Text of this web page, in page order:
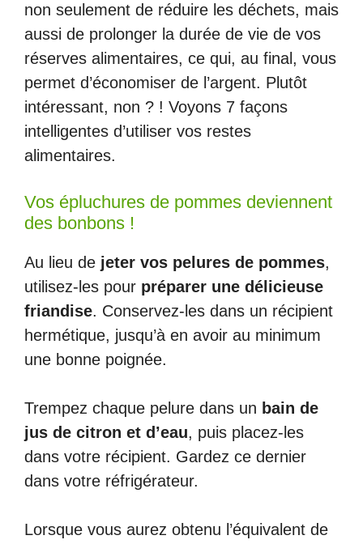
non seulement de réduire les déchets, mais
aussi de prolonger la durée de vie de vos
réserves alimentaires, ce qui, au final, vous
permet d’économiser de l’argent. Plutôt
intéressant, non ? ! Voyons 7 façons
intelligentes d’utiliser vos restes
alimentaires.
Vos épluchures de pommes deviennent
des bonbons !
Au lieu de jeter vos pelures de pommes,
utilisez-les pour préparer une délicieuse
friandise. Conservez-les dans un récipient
hermétique, jusqu’à en avoir au minimum
une bonne poignée.
Trempez chaque pelure dans un bain de
jus de citron et d’eau, puis placez-les
dans votre récipient. Gardez ce dernier
dans votre réfrigérateur.
Lorsque vous aurez obtenu l’équivalent de